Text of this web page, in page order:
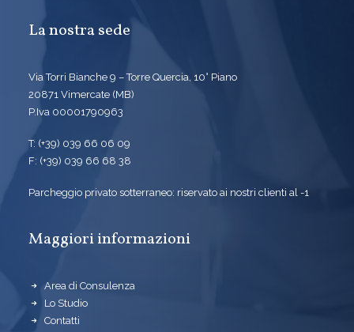
La nostra sede
Via Torri Bianche 9 – Torre Quercia, 10° Piano
20871 Vimercate (MB)
P.Iva 00001790963
T: (+39) 039 66 06 09
F: (+39) 039 66 68 38
Parcheggio privato sotterraneo: riservato ai nostri clienti al -1
Maggiori informazioni
Area di Consulenza
Lo Studio
Contatti